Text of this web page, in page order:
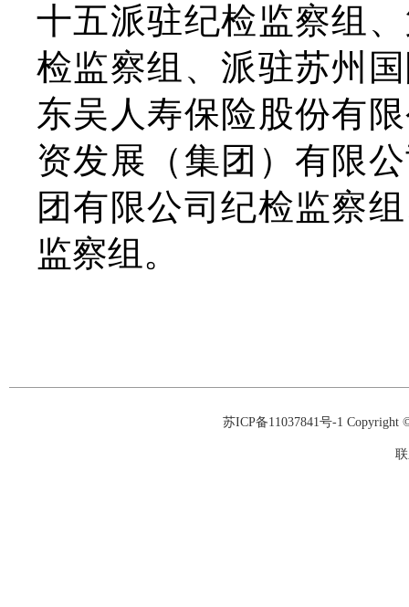
十五派驻纪检监察组
检监察组、派驻苏州
东吴人寿保险股份有
资发展（集团）有限
团有限公司纪检监察
监察组。
苏ICP备11037841号-1 Copyright